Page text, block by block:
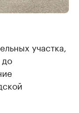
участка,